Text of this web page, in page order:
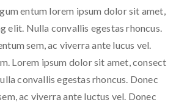
entum lorem ipsum dolor sit amet,
elit. Nulla convallis egestas rhoncus.
sem, ac viverra ante lucus vel.
Lorem ipsum dolor sit amet, consect
convallis egestas rhoncus. Donec
ac viverra ante luctus vel. Donec